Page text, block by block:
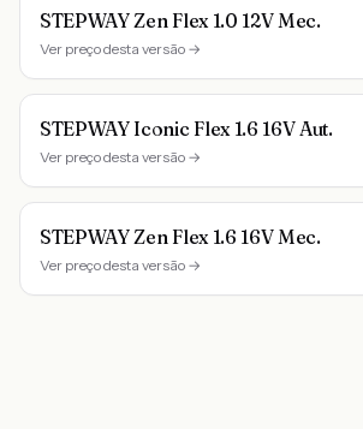
STEPWAY Zen Flex 1.0 12V Mec.
Ver preço desta versão →
STEPWAY Iconic Flex 1.6 16V Aut.
Ver preço desta versão →
STEPWAY Zen Flex 1.6 16V Mec.
Ver preço desta versão →